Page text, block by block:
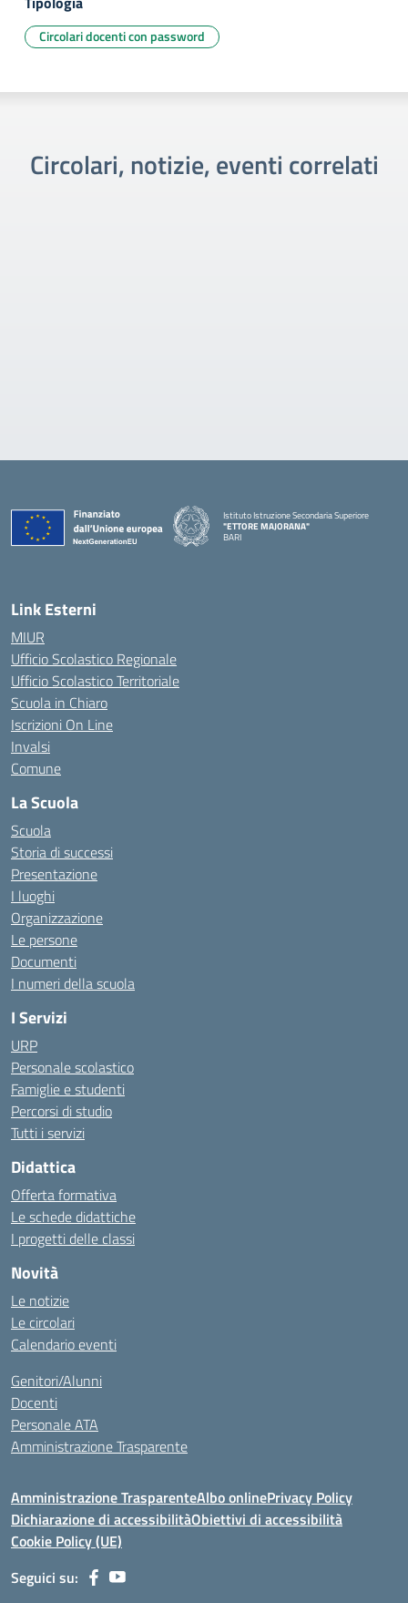
Circolari docenti con password
Circolari, notizie, eventi correlati
Istituto Istruzione Secondaria Superiore
"ETTORE MAJORANA"
BARI
Link Esterni
MIUR
Ufficio Scolastico Regionale
Ufficio Scolastico Territoriale
Scuola in Chiaro
Iscrizioni On Line
Invalsi
Comune
La Scuola
Scuola
Storia di successi
Presentazione
I luoghi
Organizzazione
Le persone
Documenti
I numeri della scuola
I Servizi
URP
Personale scolastico
Famiglie e studenti
Percorsi di studio
Tutti i servizi
Didattica
Offerta formativa
Le schede didattiche
I progetti delle classi
Novità
Le notizie
Le circolari
Calendario eventi
Genitori/Alunni
Docenti
Personale ATA
Amministrazione Trasparente
Amministrazione TrasparenteAlbo onlinePrivacy Policy
Dichiarazione di accessibilitàObiettivi di accessibilità
Cookie Policy (UE)
Seguici su: